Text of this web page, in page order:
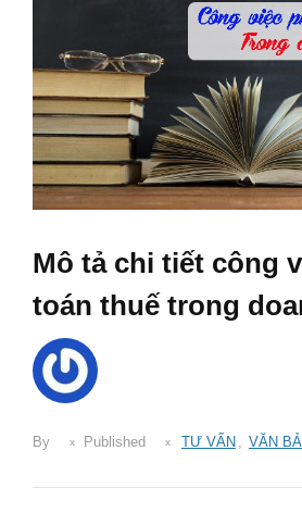
Mô tả chi tiết công
toán thuế trong
By Published TƯ VẤN , VĂN